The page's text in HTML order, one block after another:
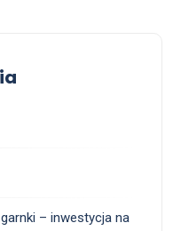
– inwestycja na